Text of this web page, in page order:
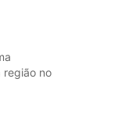
região no